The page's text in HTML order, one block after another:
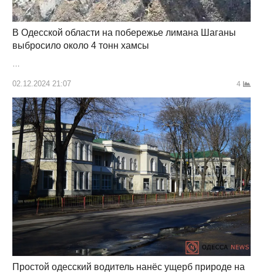
В Одесской области на побережье лимана Шаганы
выбросило около 4 тонн хамсы
…
02.12.2024 21:07 4
Простой одесский водитель нанёс ущерб природе на